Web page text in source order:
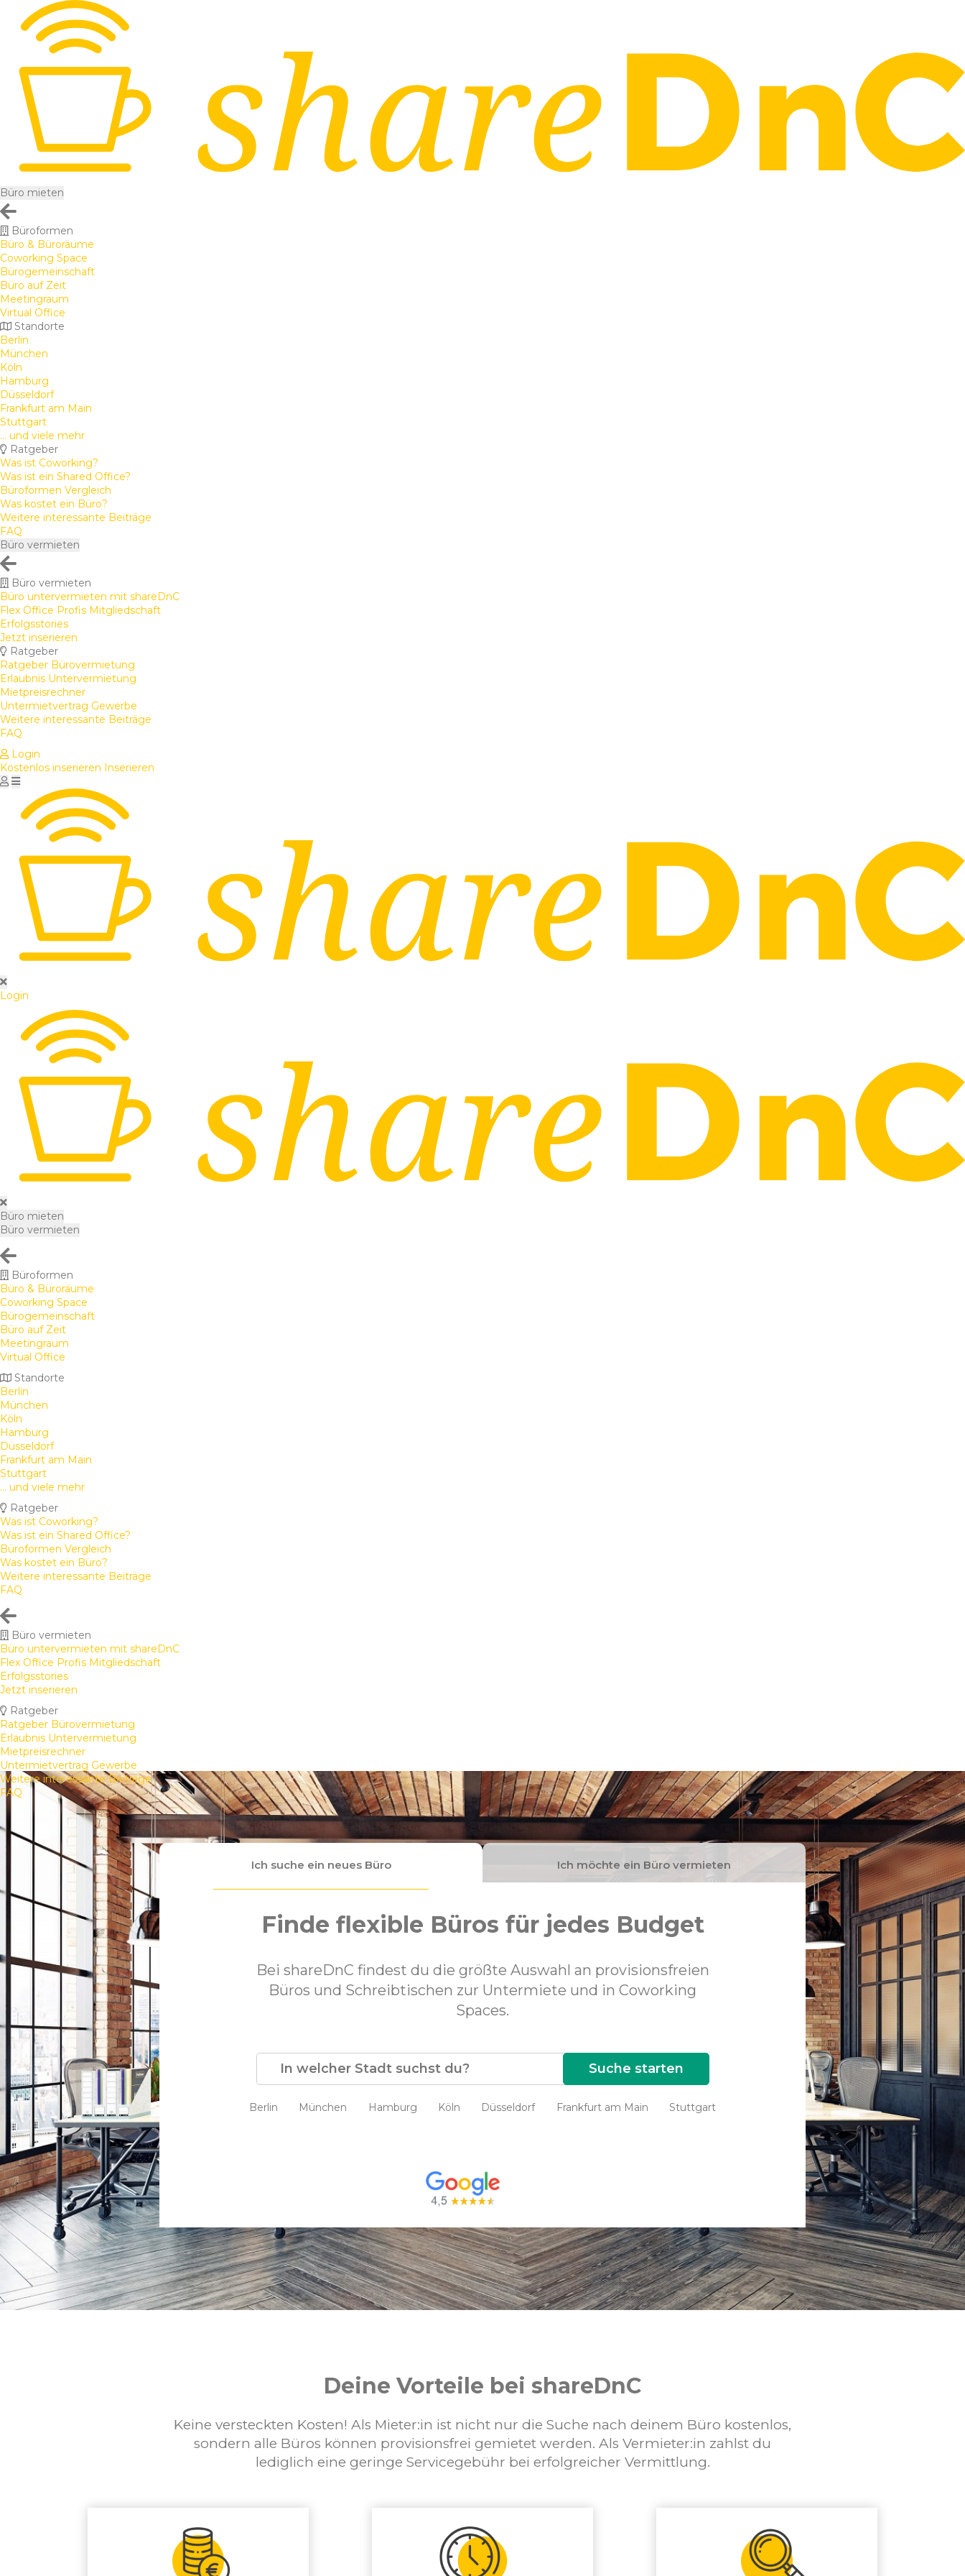
Büro mieten
Büroformen
Büro & Büroräume
Coworking Space
Bürogemeinschaft
Büro auf Zeit
Meetingraum
Virtual Office
Standorte
Berlin
München
Köln
Hamburg
Düsseldorf
Frankfurt am Main
Stuttgart
... und viele mehr
Ratgeber
Was ist Coworking?
Was ist ein Shared Office?
Büroformen Vergleich
Was kostet ein Büro?
Weitere interessante Beiträge
FAQ
Büro vermieten
Büro vermieten
Büro untervermieten mit shareDnC
Flex Office Profis Mitgliedschaft
Erfolgsstories
Jetzt inserieren
Ratgeber
Ratgeber Bürovermietung
Erlaubnis Untervermietung
Mietpreisrechner
Untermietvertrag Gewerbe
Weitere interessante Beiträge
FAQ
Login
Kostenlos inserieren Inserieren
Login
Büro mieten
Büro vermieten
Büroformen
Büro & Büroräume
Coworking Space
Bürogemeinschaft
Büro auf Zeit
Meetingraum
Virtual Office
Standorte
Berlin
München
Köln
Hamburg
Düsseldorf
Frankfurt am Main
Stuttgart
... und viele mehr
Ratgeber
Was ist Coworking?
Was ist ein Shared Office?
Büroformen Vergleich
Was kostet ein Büro?
Weitere interessante Beiträge
FAQ
Büro vermieten
Büro untervermieten mit shareDnC
Flex Office Profis Mitgliedschaft
Erfolgsstories
Jetzt inserieren
Ratgeber
Ratgeber Bürovermietung
Erlaubnis Untervermietung
Mietpreisrechner
Untermietvertrag Gewerbe
Weitere interessante Beiträge
FAQ
Ich suche ein neues Büro Ich möchte ein Büro vermieten
Finde flexible Büros für jedes Budget
Bei shareDnC findest du die größte Auswahl an provisionsfreien
Büros und Schreibtischen zur Untermiete und in Coworking
Spaces.
Berlin München Hamburg Köln Düsseldorf Frankfurt am Main Stuttgart
Deine Vorteile bei shareDnC
Keine versteckten Kosten! Als Mieter:in ist nicht nur die Suche nach deinem Büro kostenlos,
sondern alle Büros können provisionsfrei gemietet werden. Als Vermieter:in zahlst du
lediglich eine geringe Servicegebühr bei erfolgreicher Vermittlung.